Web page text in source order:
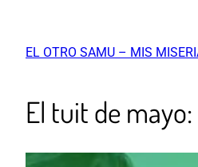
EL OTRO SAMU – MIS
El tuit de